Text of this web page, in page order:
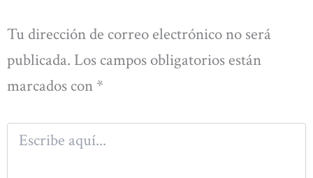
Tu dirección de correo electrónico no será
publicada. Los campos obligatorios están
marcados con *
aquí...